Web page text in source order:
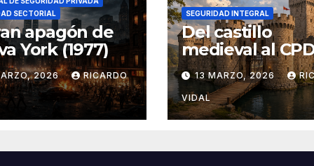
SECTORIAL
apagón de
York (1977)
2026 RICARDO
SEGURIDAD INTEGRAL
Del castillo
medieval al
seguridad por
13 MARZO, 2026
VIDAL